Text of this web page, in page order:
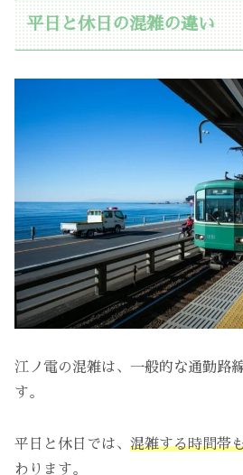
平日と休日の混雑の違い
江ノ電の混雑は、一般的な通勤路
す。
平日と休日では、 混雑する時間帯
わります。